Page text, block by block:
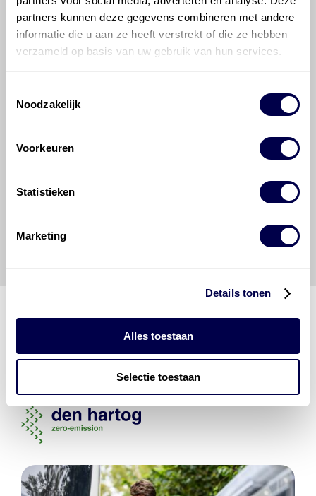
partners kunnen deze gegevens combineren met andere
informatie die u aan ze heeft verstrekt of die ze hebben
verzameld op basis van uw gebruik van hun services.
Noodzakelijk
Voorkeuren
Statistieken
Marketing
Details tonen
Alles toestaan
Selectie toestaan
voorafgaande schriftelijke toestemming van Olyslager
Organisation B.V. Hoewel alles in het werk is gesteld
om ervoor te zorgen dat deze gegevens zo accuraat
en compleet mogelijk zijn, wordt geen
veroorzaakt door fouten of omissies in de verstrekte
informatie. Door deze olieaanbevelingsinformatie te
raadplegen en te gebruiken erkent de gebruiker dat
hij/zij de ervaring, de kennis en het vermogen heeft
veilige en verantwoorde manier uit te voeren. Hij/zij
vrijwaart en indemniseert de uitgever en
Den Hartog
veroorzaakt door een onjuiste interpretatie of een
onjuist gebruik van de gepubliceerde gegevens.
Den Hartog Energies
bestaat uitvier divisies